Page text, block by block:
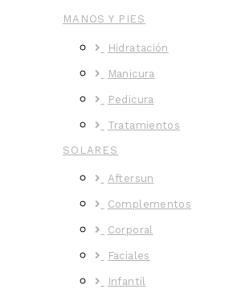
MANOS Y PIES
Hidratación
Manicura
Pedicura
Tratamientos
SOLARES
Aftersun
Complementos
Corporal
Faciales
Infantil